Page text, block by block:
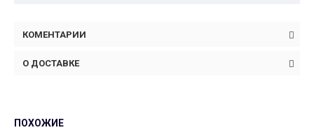
КОМЕНТАРИИ
О ДОСТАВКЕ
ПОХОЖИЕ